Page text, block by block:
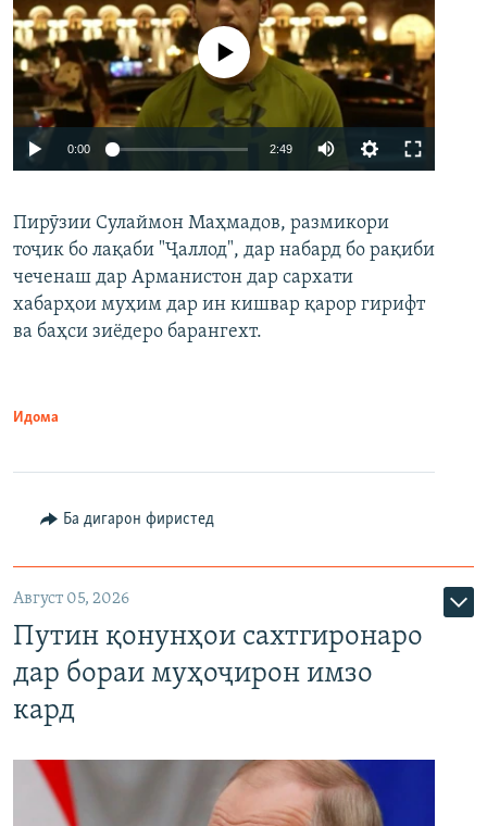
Auto 240p 360p 480p
720p 1080p
Феълан кор намекунад
0:00 2:49
360p
480p
Пирӯзии Сулаймон Маҳмадов, размикори
тоҷик бо лақаби "Ҷаллод", дар набард бо рақиби
чеченаш дар Арманистон дар сархати
хабарҳои муҳим дар ин кишвар қарор гирифт
ва баҳси зиёдеро барангехт.
Идома
Ба дигарон фиристед
Август 05, 2026
Путин қонунҳои сахтгиронаро
дар бораи муҳоҷирон имзо
кард